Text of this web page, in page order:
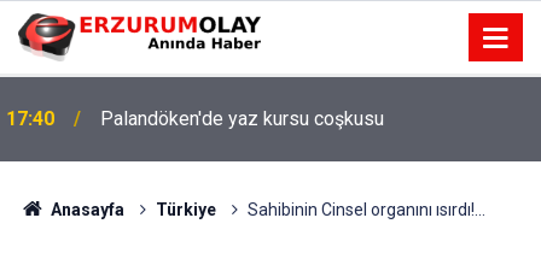
17:40 Palandöken'de yaz kursu coşkusu
Anasayfa Türkiye Sahibinin Cinsel organını ısırdı!...